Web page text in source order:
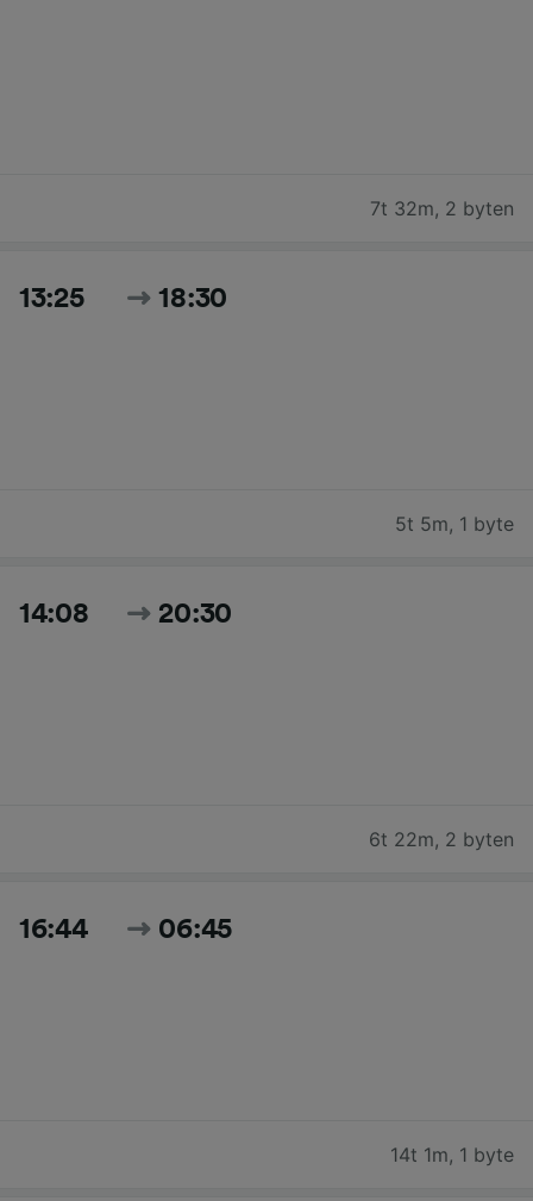
7t 32m, 2 byten
13:25 18:30
5t 5m, 1 byte
14:08 20:30
6t 22m, 2 byten
16:44 06:45
14t 1m, 1 byte